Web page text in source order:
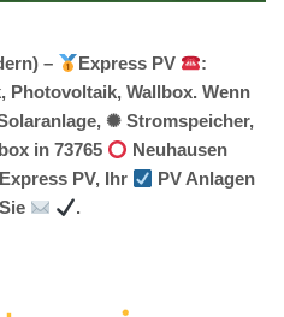
– Express PV
:
Photovoltaik, Wallbox. Wenn
✺ Stromspeicher,
in 73765
Neuhausen
Express PV, Ihr
PV Anlagen
.